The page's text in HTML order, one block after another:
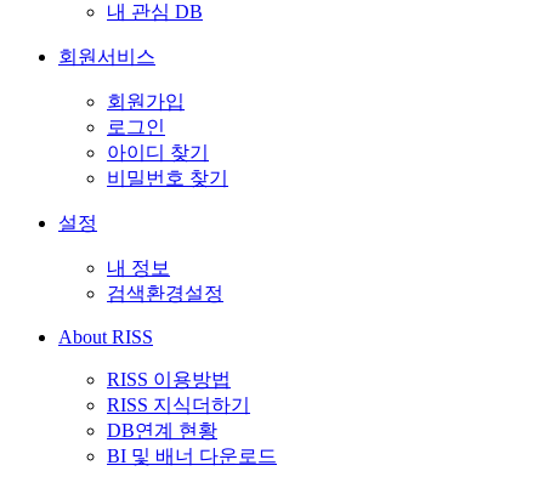
내 관심 DB
회원서비스
회원가입
로그인
아이디 찾기
비밀번호 찾기
설정
내 정보
검색환경설정
About RISS
RISS 이용방법
RISS 지식더하기
DB연계 현황
BI 및 배너 다운로드